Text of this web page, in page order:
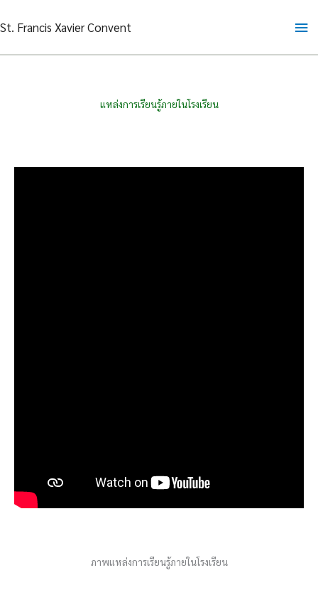
to
St. Francis Xavier Convent
แหล่งการเรียนรู้ภายในโรงเรียน
ภาพแหล่งการเรียนรู้ภายในโรงเรียน